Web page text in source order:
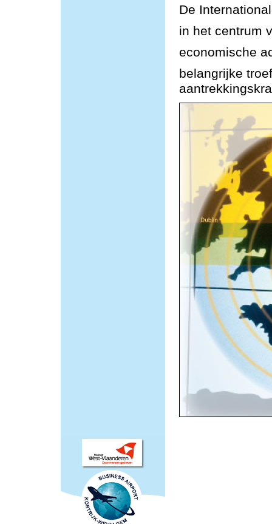
De
in het centrum
economische
belangrijke